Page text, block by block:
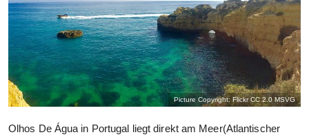
Picture Copyright: Flickr CC 2.0MSVG
Olhos De Água in Portugal liegt direkt am Meer(Atlantischer